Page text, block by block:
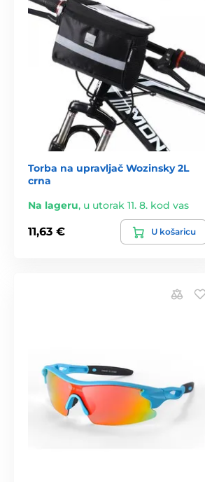
Torba na upravljač Wozinsky 2L
crna
Na lageru, u utorak 11. 8. kod vas
11,63 € U košaricu